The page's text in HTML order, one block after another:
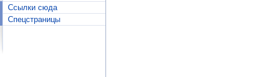
Ссылки сюда
Спецстраницы